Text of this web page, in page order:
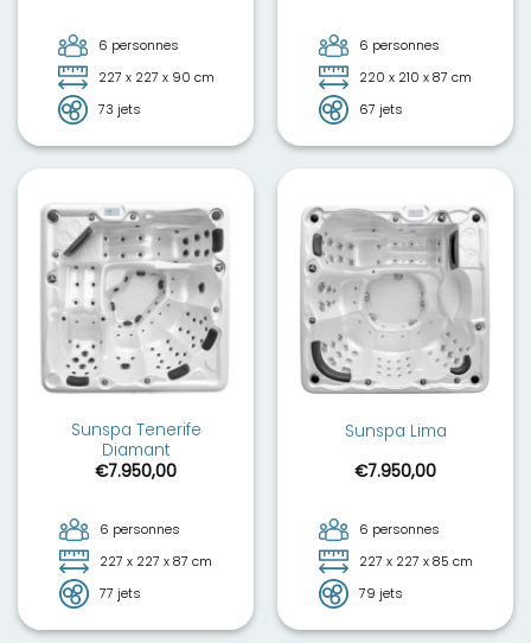
€8.900,00.
6 personnes
227 x 227 x 90 cm
73 jets
6 personnes
220 x 210 x 87 cm
67 jets
Sunspa Tenerife
Diamant
€7.950,00
6 personnes
227 x 227 x 87 cm
77 jets
Sunspa Lima
€7.950,00
6 personnes
227 x 227 x 85 cm
79 jets